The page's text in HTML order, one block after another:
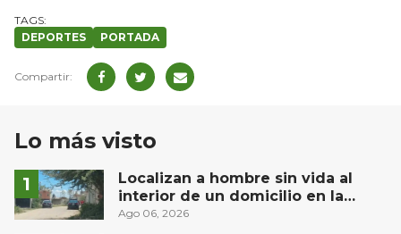
DEPORTES PORTADA
Lo más visto
Localizan a hombre sin vida al
interior de un domicilio en la
comunidad El Rodeo, San Juan del
Ago 06, 2026